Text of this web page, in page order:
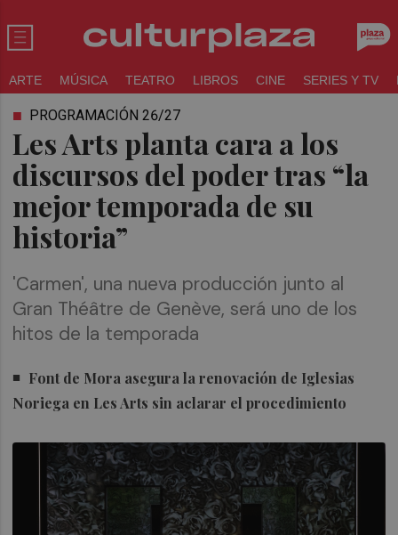
ARTE MÚSICA TEATRO LIBROS CINE SERIES Y TV
Les Arts planta cara a los
discursos del poder tras “la
mejor temporada de su
historia”
PROGRAMACIÓN 26/27
'Carmen', una nueva producción junto al
Gran Théâtre de Genève, será uno de los
hitos de la temporada
Font de Mora asegura la renovación de Iglesias
Noriega en Les Arts sin aclarar el procedimiento